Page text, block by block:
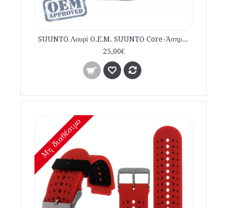
SUUNTO Λουρί O.E.M. SUUNTO Core-Άσπρο-Γκρι-Καμουφλάζ εμπορίου
25,00€
Mη διαθέσιμο